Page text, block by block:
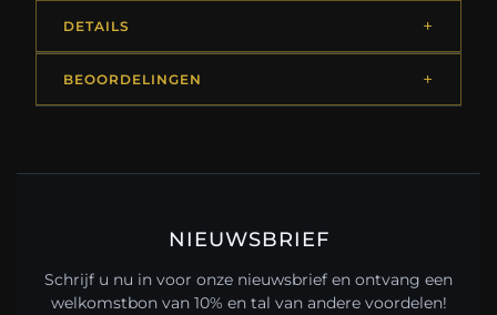
DETAILS
BEOORDELINGEN
NIEUWSBRIEF
Schrijf u nu in voor onze nieuwsbrief en ontvang een
welkomstbon van 10% en tal van andere voordelen!